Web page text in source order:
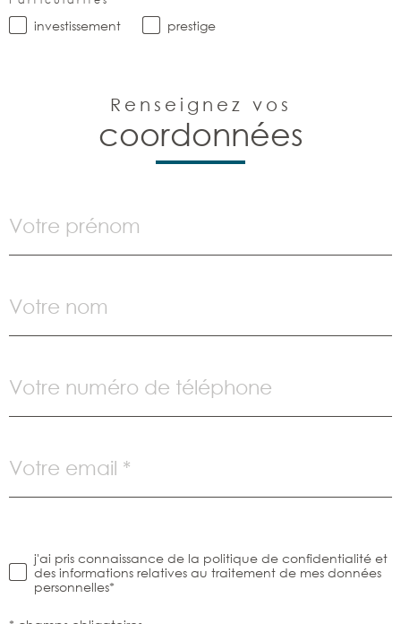
investissement prestige
Renseignez vos
coordonnées
email
j'ai pris connaissance de la politique de confidentialité et
des informations relatives au traitement de mes données
personnelles*